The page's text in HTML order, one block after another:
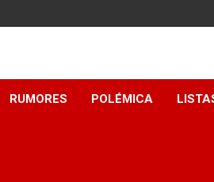
RUMORES POLÉMICA